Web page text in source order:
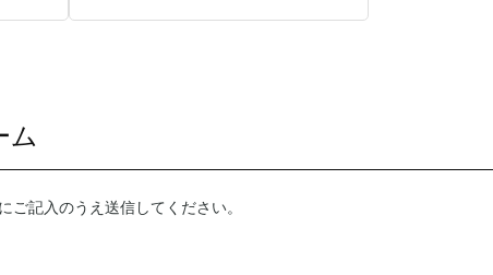
ム
ご記入のうえ送信してください。